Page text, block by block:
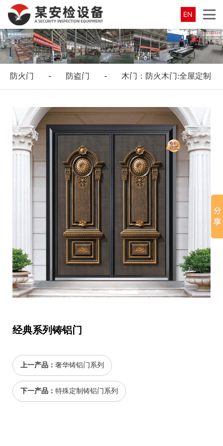
EN
防火门 - 防盗门 - 木门：防火木门:全屋定制
经典系列铸铝门
上一产品： 奢华铸铝门系列
下一产品： 特殊定制铸铝门系列